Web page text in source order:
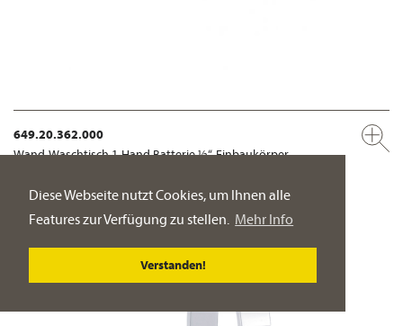
Diese Webseite nutzt Cookies, um Ihnen alle
Features zur Verfügung zu stellen. Mehr Info
Verstanden!
649.20.362.000
Wand-Waschtisch 1-Hand Batterie ½“, Einbaukörper